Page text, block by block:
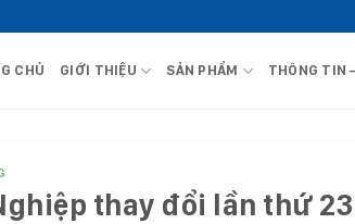
CHỦ GIỚI THIỆU SẢN PHẨM THÔNG TIN
thay đổi lần thứ 23